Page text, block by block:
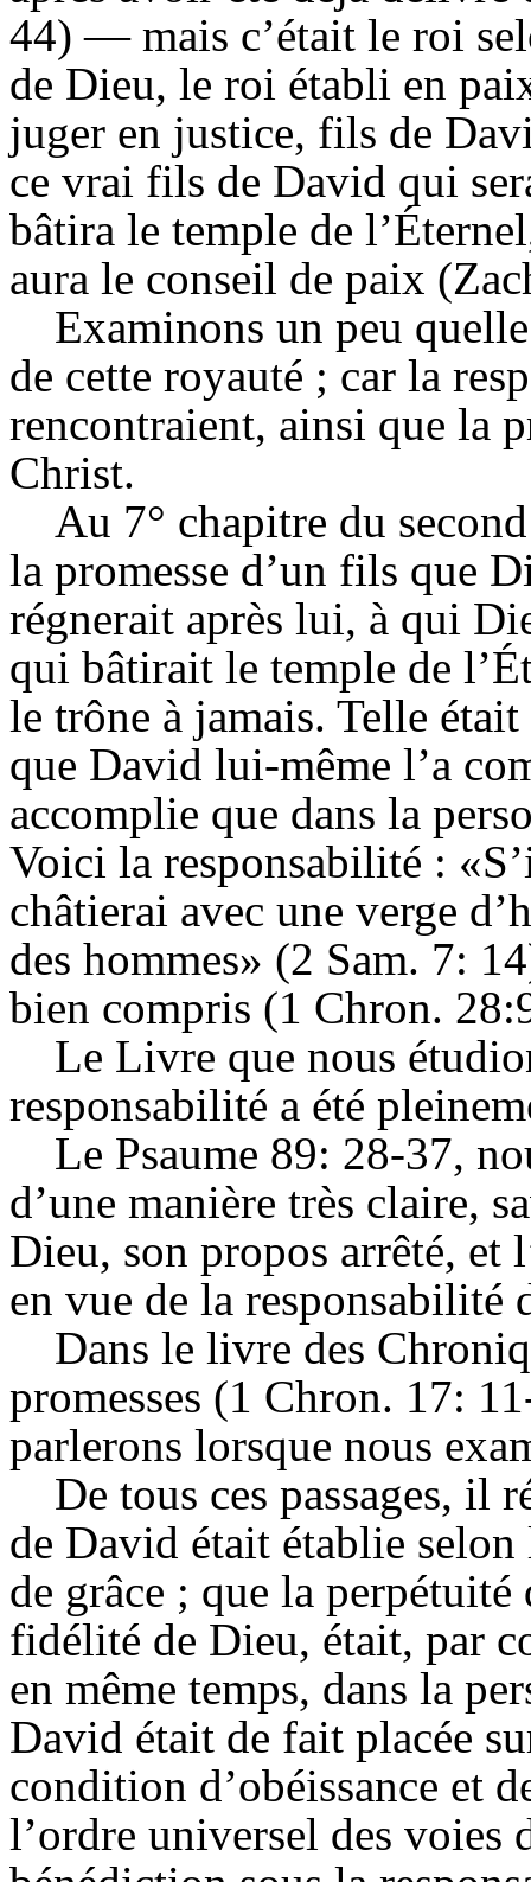
44) — mais c’était le roi
de Dieu, le roi établi en
juger en justice, fils de
ce vrai fils de David qui
bâtira le temple de
aura le conseil de paix
Examinons un peu
de cette royauté ; car la
rencontraient, ainsi que la
Christ.
Au 7° chapitre du
la promesse d’un fils que
régnerait après lui, à qui
qui bâtirait le temple de
le trône à jamais. Telle
que David lui-même l’a
accomplie que dans la
Voici la responsabilité :
châtierai avec une verge
des hommes» (2 Sam. 7:
bien compris (1 Chron.
Le Livre que nous
responsabilité a été
Le Psaume 89: 28-37,
d’une manière très claire,
Dieu, son propos arrêté, et
en vue de la responsabilité
Dans le livre des
promesses (1 Chron. 17:
parlerons lorsque nous
De tous ces passages, il
de David était établie
de grâce ; que la
fidélité de Dieu, était, par
en même temps, dans la
David était de fait placée
condition d’obéissance et
l’ordre universel des voies